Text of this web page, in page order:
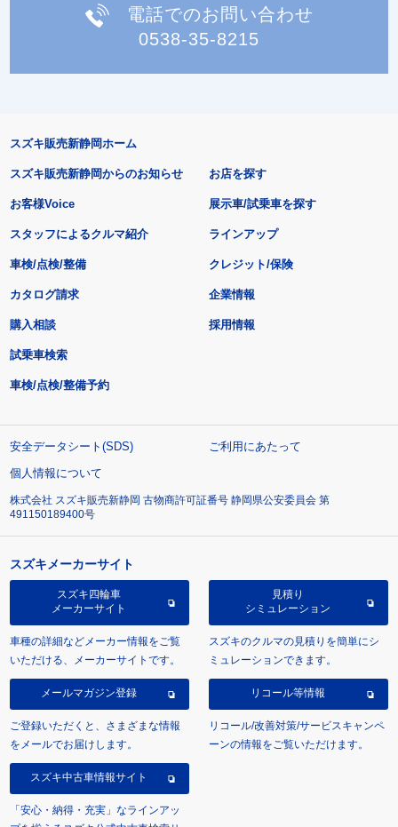
電話でのお問い合わせ
0538-35-8215
スズキ販売新静岡ホーム
スズキ販売新静岡からのお知らせ
お客様Voice
スタッフによるクルマ紹介
お店を探す
展示車/試乗車を探す
ラインアップ
車検/点検/整備 クレジット/保険
カタログ請求
購入相談
試乗車検索
車検/点検/整備予約
企業情報
採用情報
安全データシート(SDS)
ご利用にあたって
個人情報について
株式会社 スズキ販売新静岡 古物商許可証番号 静岡県公安委員会 第
491150189400号
スズキメーカーサイト
スズキ四輪車
メーカーサイト
車種の詳細などメーカー情報をご覧
いただける、メーカーサイトです。
見積り
シミュレーション
スズキのクルマの見積りを簡単にシ
ミュレーションできます。
メールマガジン登録
ご登録いただくと、さまざまな情報
をメールでお届けします。
リコール等情報
リコール/改善対策/サービスキャンペ
ーンの情報をご覧いただけます。
スズキ中古車情報サイト
「安心・納得・充実」なラインアッ